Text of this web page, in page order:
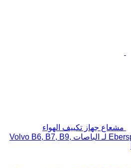
مشعاع جهاز تكييف الهواء
Eberspächer B9 (01.02-) 4TFCY لـ الباصات Volvo B6, B7, B9,